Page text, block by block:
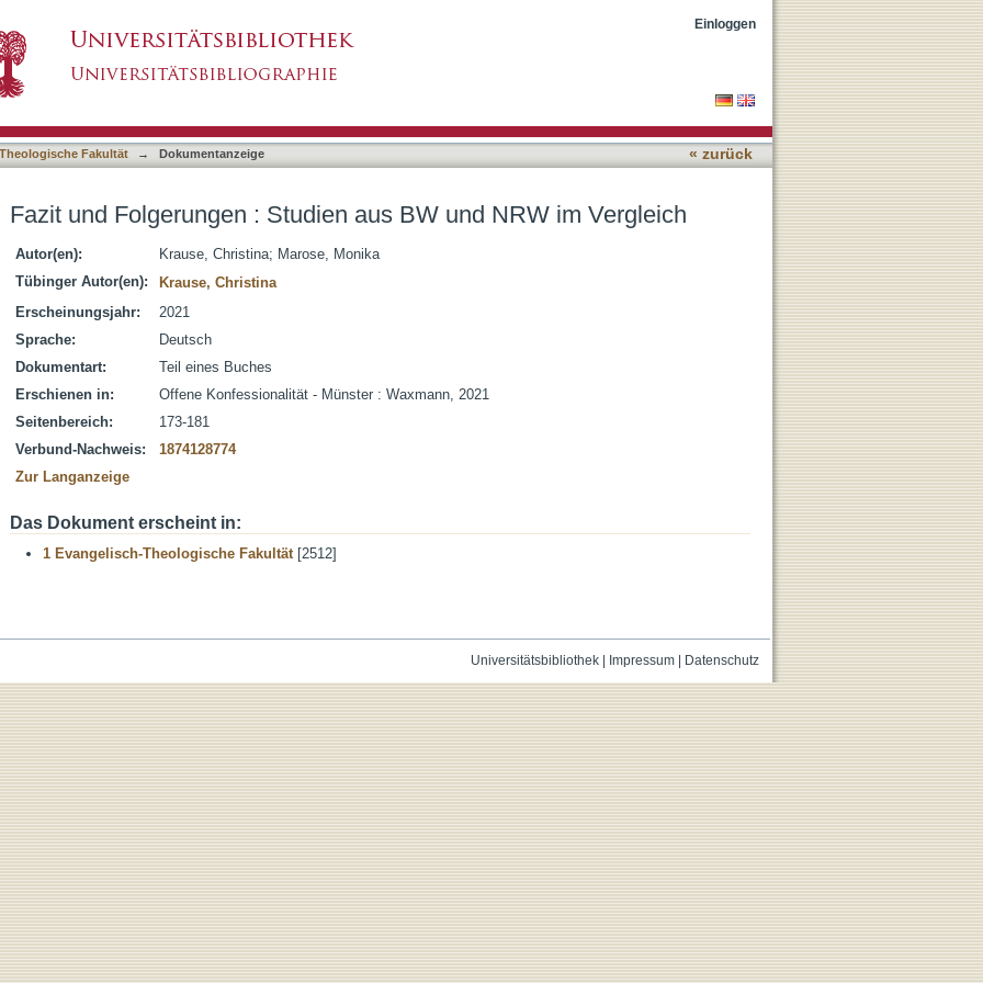
Einloggen
Fakultät → Dokumentanzeige « zurück
Fazit und Folgerungen : Studien aus BW und NRW im Vergleich
Autor(en): Krause, Christina; Marose, Monika
Tübinger Autor(en):
Krause, Christina
Erscheinungsjahr:
2021
Sprache:
Deutsch
Dokumentart:
Teil eines Buches
Erschienen in:
Offene Konfessionalität - Münster : Waxmann, 2021
Seitenbereich:
173-181
Verbund-Nachweis:
1874128774
Zur Langanzeige
Das Dokument erscheint in:
1 Evangelisch-Theologische Fakultät[2512]
Universitätsbibliothek| Impressum| Datenschutz